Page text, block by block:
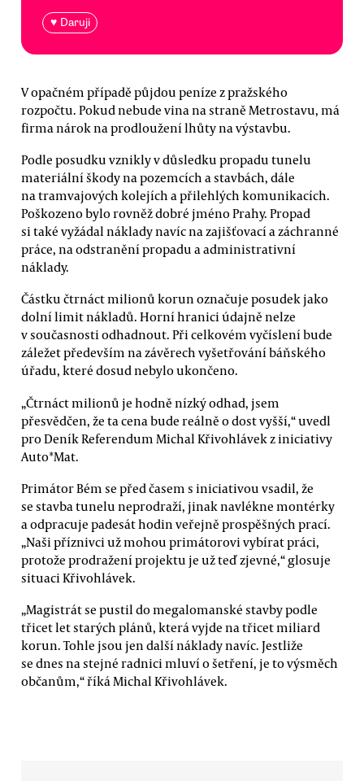
♥ Daruji
V opačném případě půjdou peníze z pražského
rozpočtu. Pokud nebude vina na straně Metrostavu, má
firma nárok na prodloužení lhůty na výstavbu.
Podle posudku vznikly v důsledku propadu tunelu
materiální škody na pozemcích a stavbách, dále
na tramvajových kolejích a přilehlých komunikacích.
Poškozeno bylo rovněž dobré jméno Prahy. Propad
si také vyžádal náklady navíc na zajišťovací a záchranné
práce, na odstranění propadu a administrativní
náklady.
Částku čtrnáct milionů korun označuje posudek jako
dolní limit nákladů. Horní hranici údajně nelze
v současnosti odhadnout. Při celkovém vyčíslení bude
záležet především na závěrech vyšetřování báňského
úřadu, které dosud nebylo ukončeno.
„Čtrnáct milionů je hodně nízký odhad, jsem
přesvědčen, že ta cena bude reálně o dost vyšší,“ uvedl
pro Deník Referendum Michal Křivohlávek z iniciativy
Auto*Mat.
Primátor Bém se před časem s iniciativou vsadil, že
se stavba tunelu neprodraží, jinak navlékne montérky
a odpracuje padesát hodin veřejně prospěšných prací.
„Naši příznivci už mohou primátorovi vybírat práci,
protože prodražení projektu je už teď zjevné,“ glosuje
situaci Křivohlávek.
„Magistrát se pustil do megalomanské stavby podle
třicet let starých plánů, která vyjde na třicet miliard
korun. Tohle jsou jen další náklady navíc. Jestliže
se dnes na stejné radnici mluví o šetření, je to výsměch
občanům,“ říká Michal Křivohlávek.